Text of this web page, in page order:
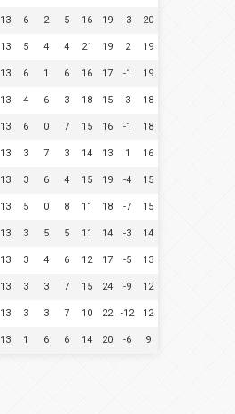
13 6 2 5 16 19 -3 20
13 5 4 4 21 19 2 19
13 6 1 6 16 17 -1 19
13 4 6 3 18 15 3 18
13 6 0 7 15 16 -1 18
13 3 7 3 14 13 1 16
13 3 6 4 15 19 -4 15
13 5 0 8 11 18 -7 15
13 3 5 5 11 14 -3 14
13 3 4 6 12 17 -5 13
13 3 3 7 15 24 -9 12
13 3 3 7 10 22 -12 12
13 1 6 6 14 20 -6 9